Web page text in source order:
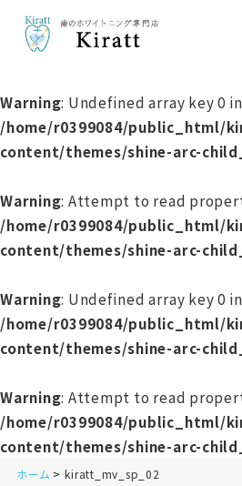
Warning: Undefined array key 0 in
/home/r0399084/public_html/
content/themes/shine-arc-
Warning: Attempt to read
/home/r0399084/public_html/
content/themes/shine-arc-
Warning: Undefined array key 0 in
/home/r0399084/public_html/
content/themes/shine-arc-
Warning: Attempt to read
/home/r0399084/public_html/
content/themes/shine-arc-
ホーム kiratt_mv_sp_02